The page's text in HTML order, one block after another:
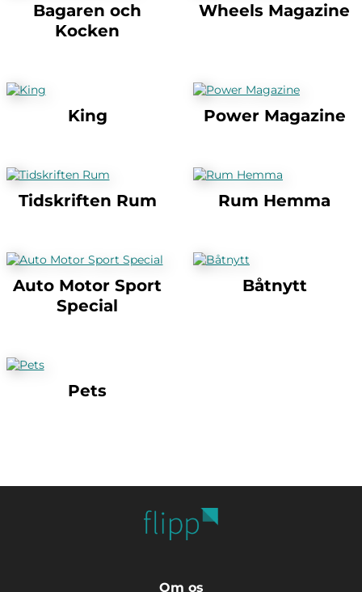
Bagaren och
Kocken
Wheels Magazine
King Power Magazine
Tidskriften Rum Rum Hemma
Auto Motor Sport
Special
Båtnytt
Pets
Om os